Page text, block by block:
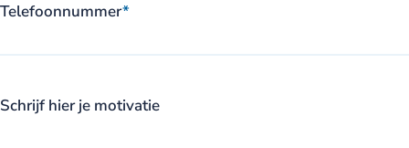
Telefoonnummer*
Schrijf hier je motivatie